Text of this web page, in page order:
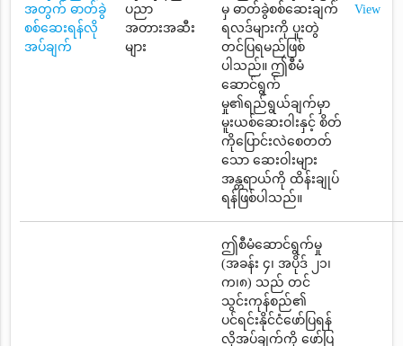
အတွက် ဓာတ်ခွဲ
စစ်ဆေးရန်လို
အပ်ချက်
ပညာ
အတားအဆီး
များ
မှ ဓာတ်ခွဲစစ်ဆေးချက်
ရလဒ်များကို ပူးတွဲ
တင်ပြရမည်ဖြစ်
ပါသည်။ ဤစီမံ
ဆောင်ရွက်
မှု၏ရည်ရွယ်ချက်မှာ
မူးယစ်ဆေးဝါးနှင့် စိတ်
ကိုပြောင်းလဲစေတတ်
သော ဆေးဝါးများ
အန္တရာယ်ကို ထိန်းချုပ်
ရန်ဖြစ်ပါသည်။
View
ဤစီမံဆောင်ရွက်မှု
(အခန်း ၄၊ အပိုဒ် ၂၁၊
က၊၈) သည် တင်
သွင်းကုန်စည်၏
ပင်ရင်းနိုင်ငံဖော်ပြရန်
လိုအပ်ချက်ကို ဖော်ပြ